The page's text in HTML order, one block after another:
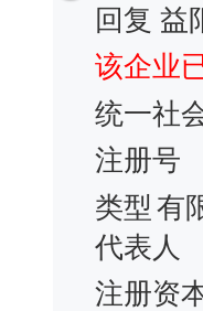
回复 益
该企业
统一社
注册号
类型 有
代表人
注册资